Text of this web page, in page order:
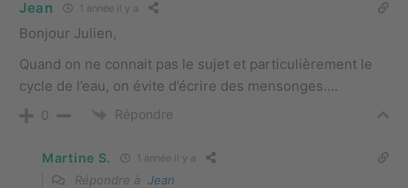
Jean 1 année il y a
Bonjour Julien,
Quand on ne connait pas le sujet et particulièrement le
cycle de l’eau, on évite d’écrire des mensonges….
0 Répondre
Martine S. 1 année il y a
Répondre à Jean